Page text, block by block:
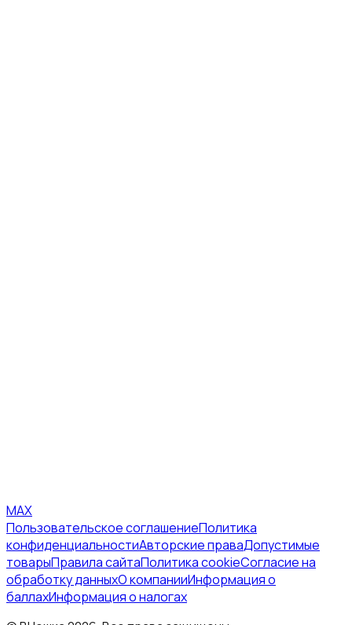
MAX
Пользовательское соглашениеПолитика
конфиденциальностиАвторские праваДопустимые
товарыПравила сайтаПолитика cookieСогласие на
обработку данныхО компанииИнформация о
баллахИнформация о налогах